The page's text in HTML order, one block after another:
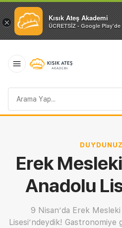
× Kısık Ateş Akademi
ÜCRETSİZ - Google Play'de
sorgusu
Erek
Anadolu
9 Nisan’da Erek
Lisesi’ndeydik!